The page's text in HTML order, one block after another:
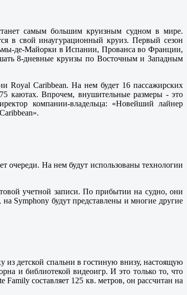
самым большим круизным судном в мире.
в свой инаугурационный круиз. Первый сезон
де-Майорки в Испании, Прованса во Франции,
8-дневные круизы по Восточным и Западным
Royal Caribbean. На нем будет 16 пассажирских
каютах. Впрочем, внушительные размеры - это
компании-владельца: «Новейший лайнер
очереди. На нем будут использованы технологии
учетной записи. По прибытии на судно, они
Symphony будут представлены и многие другие
детской спальни в гостиную внизу, настоящую
и библиотекой видеоигр. И это только то, что
составляет 125 кв. метров, он рассчитан на